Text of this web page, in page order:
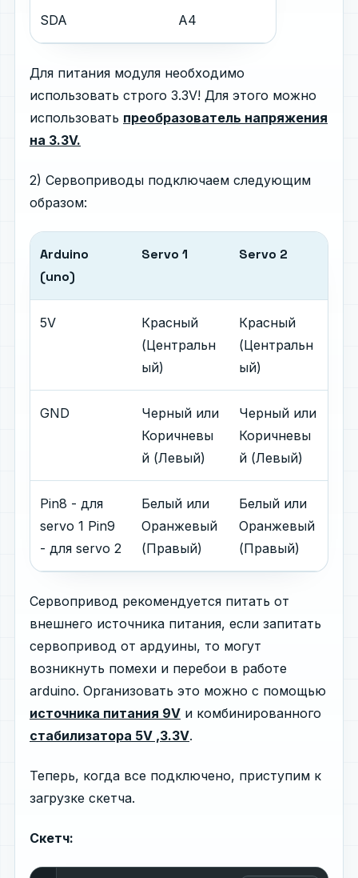
SDA A4
Для питания модуля необходимо
использовать строго 3.3V! Для этого можно
использовать преобразователь напряжения
на 3.3V.
2) Сервоприводы подключаем следующим
образом:
Arduino
(uno)
Servo 1 Servo 2
5V
Красный
(Центральн
ый)
Красный
(Центральн
ый)
GND
Черный или
Коричневы
й (Левый)
Черный или
Коричневы
й (Левый)
Pin8 - для
servo 1 Pin9
- для servo 2
Белый или
Оранжевый
(Правый)
Белый или
Оранжевый
(Правый)
Сервопривод рекомендуется питать от
внешнего источника питания, если запитать
сервопривод от ардуины, то могут
возникнуть помехи и перебои в работе
arduino. Организовать это можно с помощью
источника питания 9V и комбинированного
стабилизатора 5V ,3.3V.
Теперь, когда все подключено, приступим к
загрузке скетча.
Скетч: